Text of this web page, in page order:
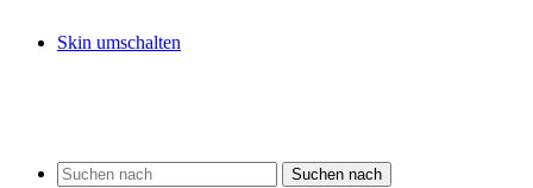
Skin umschalten
Suchen nach